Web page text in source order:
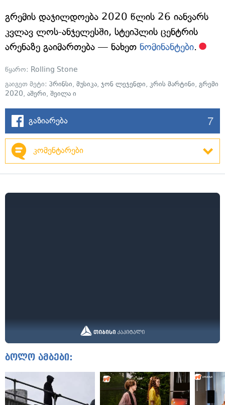
გრემის დაჯილდოება 2020 წლის 26 იანვარს
კვლავ ლოს-ანჯელესში, სტეიპლის ცენტრის
არენაზე გაიმართება — ნახეთ ნომინანტები.
წყარო: Rolling Stone
გაიგეთ მეტი: პრინსი, მუსიკა, ჯონ ლეჯენდი, კრის მარტინი, გრემი
2020, აშერი, შეილა ი
გაზიარება 7
კომენტარები
ბოლო ამბები: